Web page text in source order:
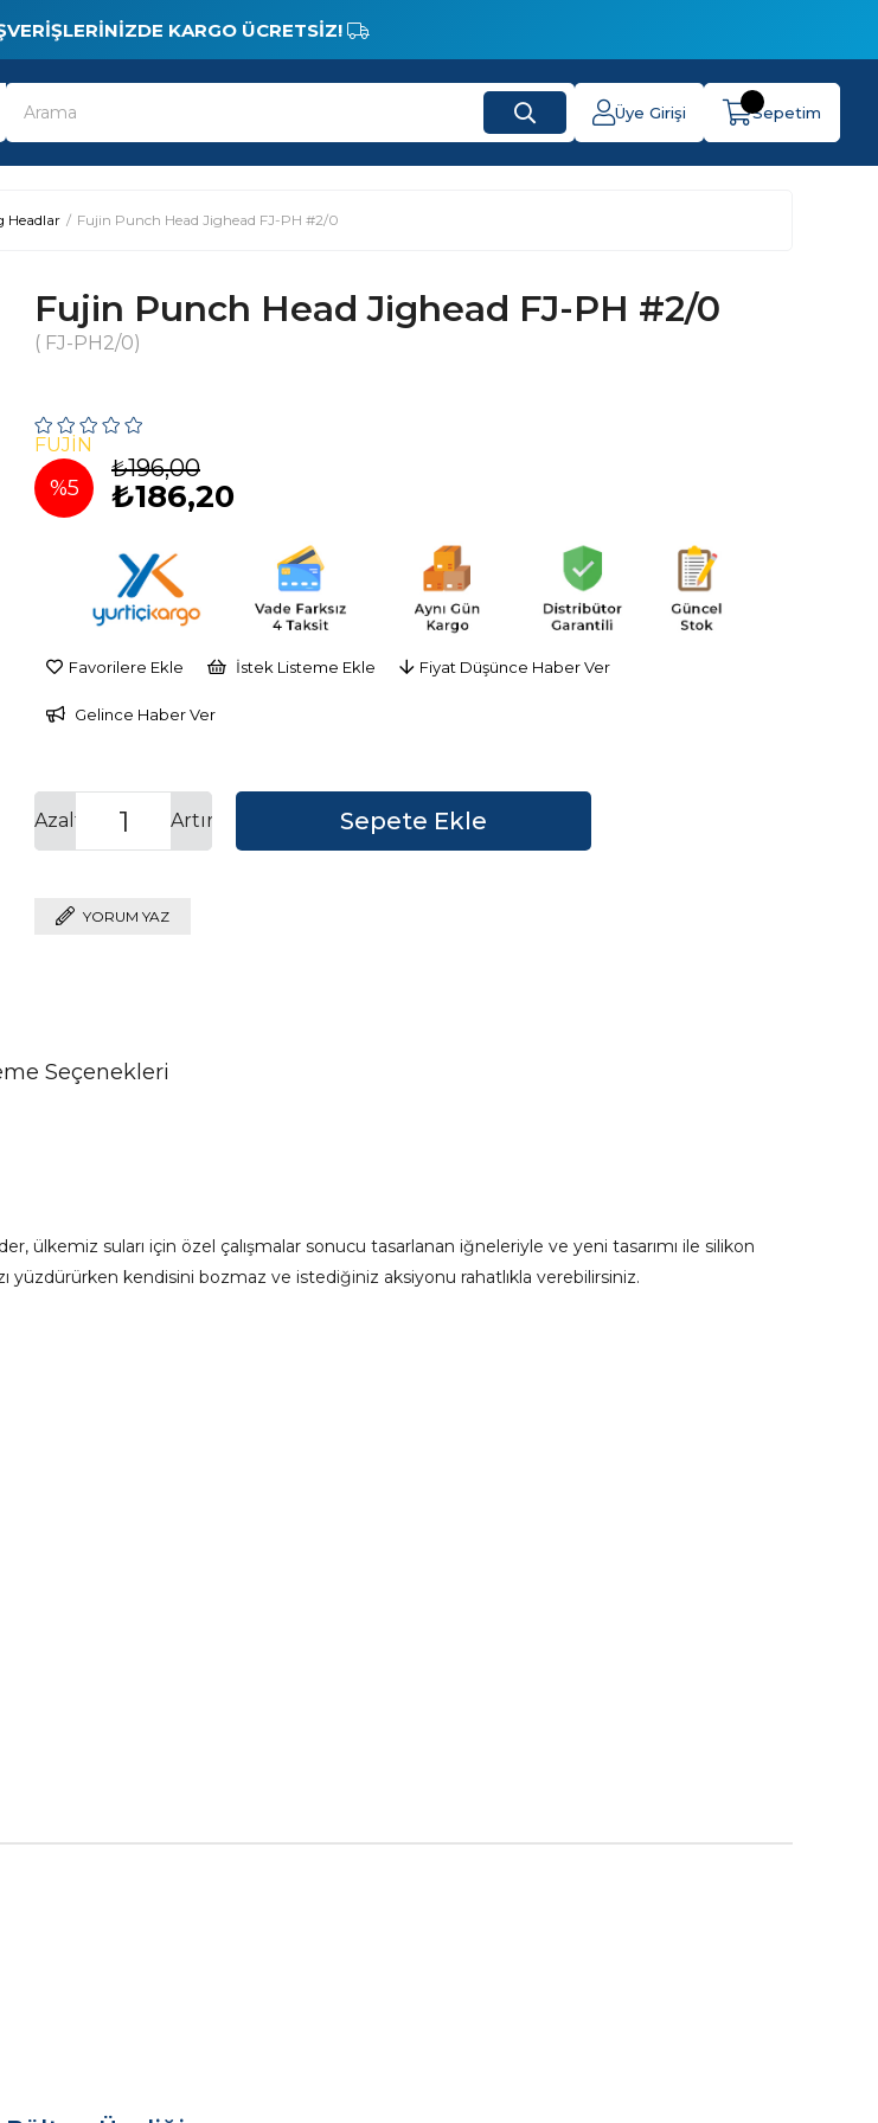
KARGO ÜCRETSIZ!
Üye Girişi Sepetim
Headlar Fujin Punch Head Jighead FJ-PH #2/0
Fujin Punch Head Jighead FJ-PH #2/0
( FJ-PH2/0)
FUJIN
%5
₺196,00
₺186,20
Favorilere Ekle İstek Listeme Ekle Fiyat Düşünce Haber Ver
Gelince Haber Ver
Artır
Azalt
YORUM YAZ
Seçenekleri
ülkemiz suları için özel çalışmalar sonucu tasarlanan iğneleriyle ve yeni tasarımı ile silikon
yüzdürürken kendisini bozmaz ve istediğiniz aksiyonu rahatlıkla verebilirsiniz.